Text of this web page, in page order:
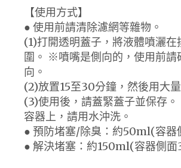
【使用方式】
● 使用前請清除濾網等雜物。
(1)打開透明蓋子，將液體噴灑在
圍。 ※噴嘴是側向的，使用前請
向。
(2)放置15至30分鐘，然後用大
(3)使用後，請蓋緊蓋子並保存
容器上，請用水沖洗。
● 預防堵塞/除臭：約50ml(容器
● 解決堵塞：約150ml(容器側面